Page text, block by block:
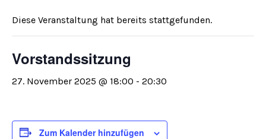
Diese Veranstaltung hat bereits stattgefunden.
Vorstandssitzung
27. November 2025 @ 18:00 - 20:30
Zum Kalender hinzufügen